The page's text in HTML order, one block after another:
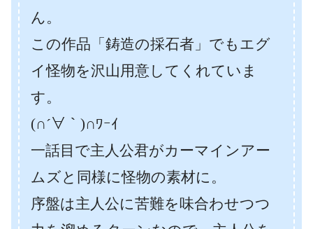
ん。
この作品「鋳造の採石者」でもエグ
イ怪物を沢山用意してくれていま
す。
(∩´∀｀)∩ﾜｰｲ
一話目で主人公君がカーマインアー
ムズと同様に怪物の素材に。
序盤は主人公に苦難を味合わせつつ